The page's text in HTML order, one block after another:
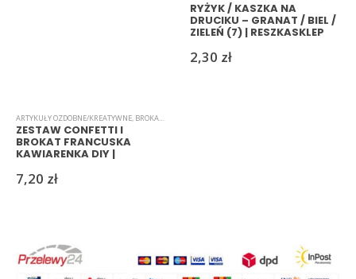
ARTYKUŁY OZDOBNE/KREATYWNE, BROKAT ,
ZESTAW CONFETTI I
BROKAT FRANCUSKA
KAWIARENKA DIY |
7,20 zł
RYŻYK / KASZKA NA
DRUCIKU – GRANAT / BIEL /
ZIELEŃ (7) | RESZKASKLEP
2,30 zł